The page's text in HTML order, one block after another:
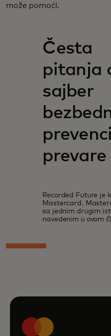
može pomoći.
Česta
pitanja
sajber
prevare
Recorded Future je
Mastercard.
sa jednim drugim
navedenim u ovom